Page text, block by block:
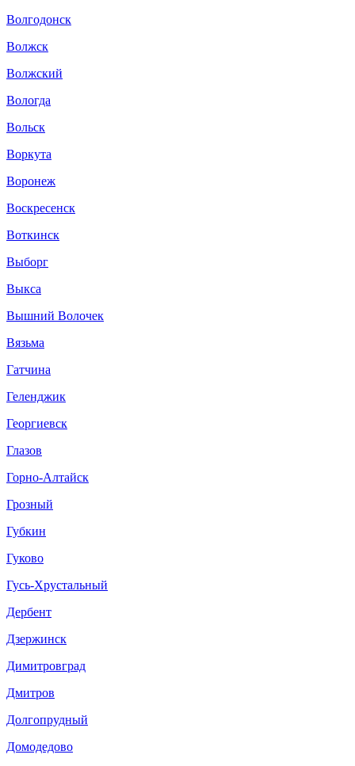
Волгодонск
Волжск
Волжский
Вологда
Вольск
Воркута
Воронеж
Воскресенск
Воткинск
Выборг
Выкса
Вышний Волочек
Вязьма
Гатчина
Геленджик
Георгиевск
Глазов
Горно-Алтайск
Грозный
Губкин
Гуково
Гусь-Хрустальный
Дербент
Дзержинск
Димитровград
Дмитров
Долгопрудный
Домодедово